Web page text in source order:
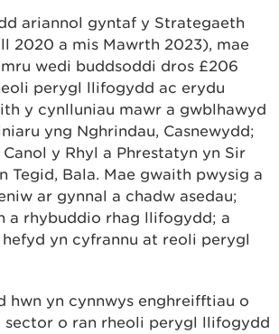
ariannol gyntaf y Strategaeth
2020 a mis Mawrth 2023), mae
wedi buddsoddi dros £206
perygl llifogydd ac erydu
y cynlluniau mawr a gwblhawyd
yng Nghrindau, Casnewydd;
y Rhyl a Phrestatyn yn Sir
Tegid, Bala. Mae gwaith pwysig a
ar gynnal a chadw asedau;
a rhybuddio rhag llifogydd; a
yn cyfrannu at reoli perygl
hwn yn cynnwys enghreifftiau o
sector o ran rheoli perygl llifogydd